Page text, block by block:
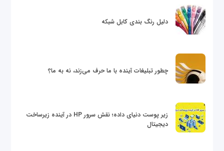
دلیل رنگ بندی کابل شبکه
چطور تبلیغات آینده با ما حرف می‌زند، نه به ما؟
زیر پوست دنیای داده؛ نقش سرور HP در آینده زیرساخت
دیجیتال